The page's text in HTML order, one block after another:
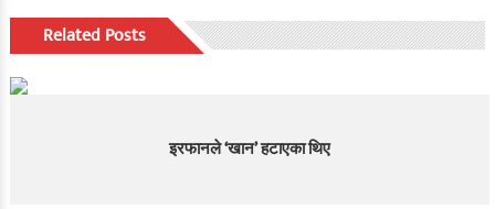
Related Posts
इरफानले ‘खान’ हटाएका थिए